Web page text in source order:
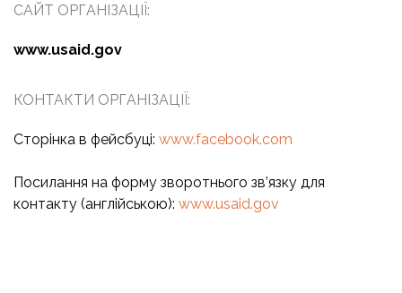
САЙТ ОРГАНІЗАЦІЇ:
www.usaid.gov
КОНТАКТИ ОРГАНІЗАЦІЇ:
Сторінка в фейсбуці: www.facebook.com
Посилання на форму зворотнього зв’язку для
контакту (англійською): www.usaid.gov